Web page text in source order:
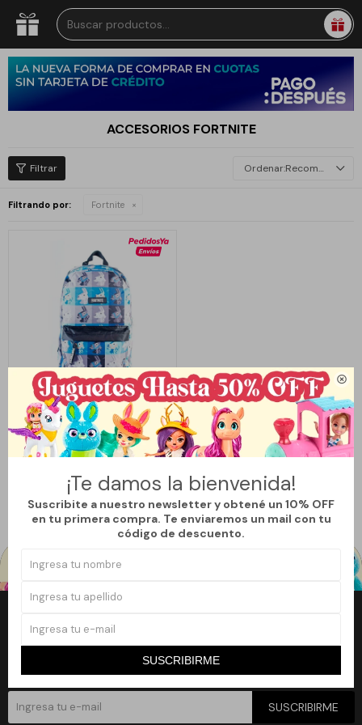

¡Te damos la bienvenida!
Suscribite a nuestro newsletter y obtené un 10% OFF
en tu primera compra. Te enviaremos un mail con tu
código de descuento.
SUSCRIBIRME
ACCESORIOS FORTNITE
Recomendados
Filtrando por: Fortnite
LlegaMAÑANA
MOCHILA DE FORTNITE
$2.059
¡Suscribite a nuestro newsletter y accedé a un 10% off en tu primera
compra!
SUSCRIBIRME